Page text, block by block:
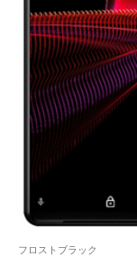
フロストブラック